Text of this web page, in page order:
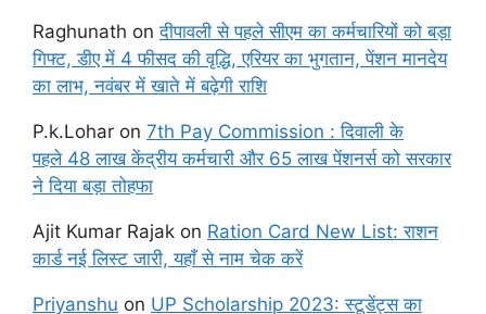
Raghunath onदीपावली से पहले सीएम का कर्मचारियों को बड़ा
गिफ्ट, डीए में 4 फीसद की वृद्धि, एरियर का भुगतान, पेंशन मानदेय
का लाभ, नवंबर में खाते में बढ़ेगी राशि
P.k.Lohar on 7th Pay Commission : दिवाली के
पहले 48 लाख केंद्रीय कर्मचारी और 65 लाख पेंशनर्स को सरकार
ने दिया बड़ा तोहफा
Ajit Kumar Rajak on Ration Card New List: राशन
कार्ड नई लिस्ट जारी, यहाँ से नाम चेक करें
Priyanshu on UP Scholarship 2023: स्टूडेंट्स का